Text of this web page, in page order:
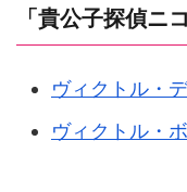
「貴公子探偵ニ
ヴィクトル・
ヴィクトル・